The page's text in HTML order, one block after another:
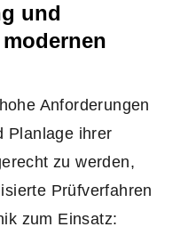
und
Anforderungen
Planlage ihrer
zu werden,
Prüfverfahren
zum Einsatz: